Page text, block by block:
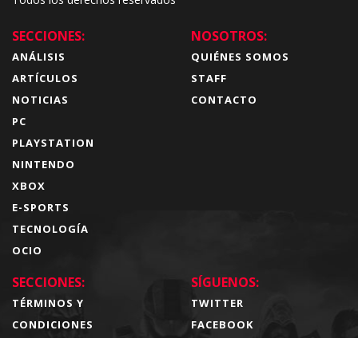
SECCIONES:
ANÁLISIS
ARTÍCULOS
NOTICIAS
PC
PLAYSTATION
NINTENDO
XBOX
E-SPORTS
TECNOLOGÍA
OCIO
NOSOTROS:
QUIÉNES SOMOS
STAFF
CONTACTO
SECCIONES:
TÉRMINOS Y
CONDICIONES
SÍGUENOS:
TWITTER
FACEBOOK